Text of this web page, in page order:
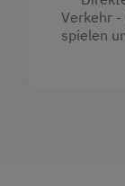
Verkehr
spielen